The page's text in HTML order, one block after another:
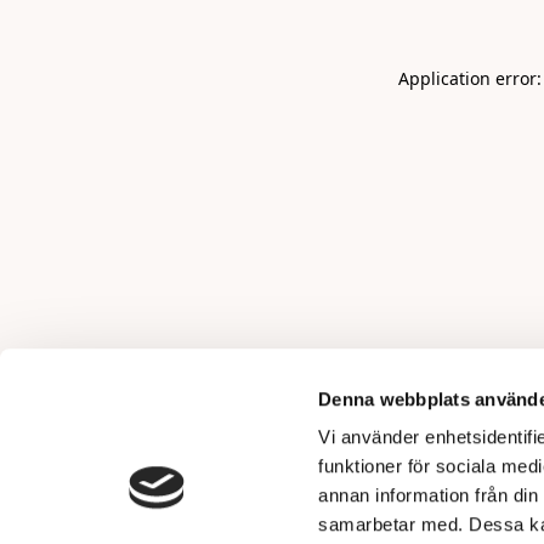
Denna webbplats
Vi använder
funktioner för sociala
annan information från
samarbetar med. Dessa
Application